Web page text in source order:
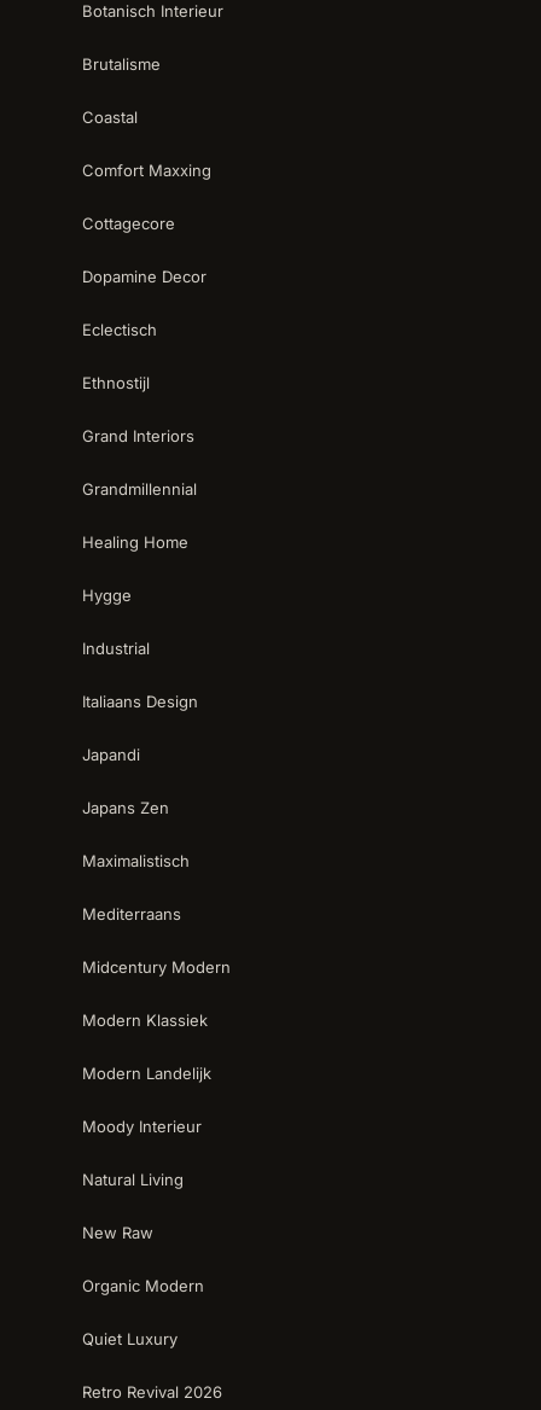
Botanisch Interieur
Brutalisme
Coastal
Comfort Maxxing
Cottagecore
Dopamine Decor
Eclectisch
Ethnostijl
Grand Interiors
Grandmillennial
Healing Home
Hygge
Industrial
Italiaans Design
Japandi
Japans Zen
Maximalistisch
Mediterraans
Midcentury Modern
Modern Klassiek
Modern Landelijk
Moody Interieur
Natural Living
New Raw
Organic Modern
Quiet Luxury
Retro Revival 2026